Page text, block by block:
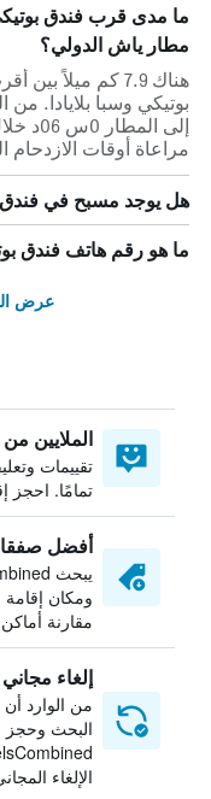
ما مدى قرب فندق
مطار ياش الدولي؟
هناك 7.9 كم
بوتيكي وسبا بلايادا.
إلى
مراعاة أوقات الازدحام
هل يوجد مسبح في فندق
ما هو رقم هاتف فندق
عرض
الملايين
تقييمات
تمامًا. احجز
أفضل
ومكان
مقارنة أماكن
إلغاء مجاني
من الوارد
البحث وحجز
الإلغاء